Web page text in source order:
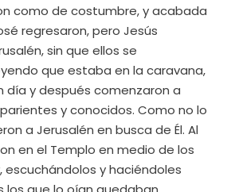
como de costumbre, y acabada
regresaron, pero Jesús
sin que ellos se
que estaba en la caravana,
día y después comenzaron a
y conocidos. Como no lo
a Jerusalén en busca de Él. Al
en el Templo en medio de los
escuchándolos y haciéndoles